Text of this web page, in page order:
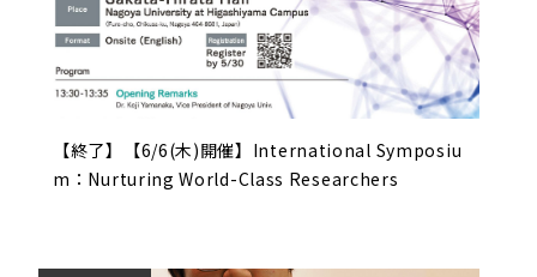
【終了】【6/6(木)開催】International Symposiu
m：Nurturing World-Class Researchers